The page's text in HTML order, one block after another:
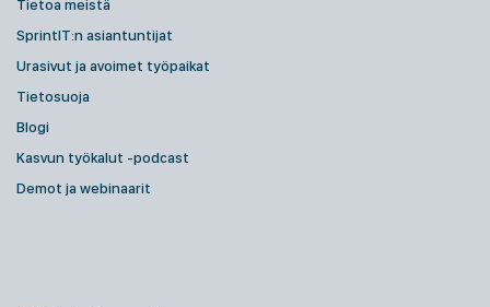
Tietoa meistä
SprintIT:n asiantuntijat
Urasivut ja avoimet työpaikat
Tietosuoja
Blogi
Kasvun työkalut -podcast
Demot ja webinaarit